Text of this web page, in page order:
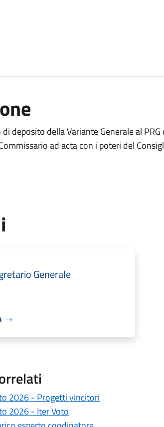
deposito della Variante Generale al
ad acta con i poteri del
Generale
2026 - Progetti vincitori
2026 - Iter Voto